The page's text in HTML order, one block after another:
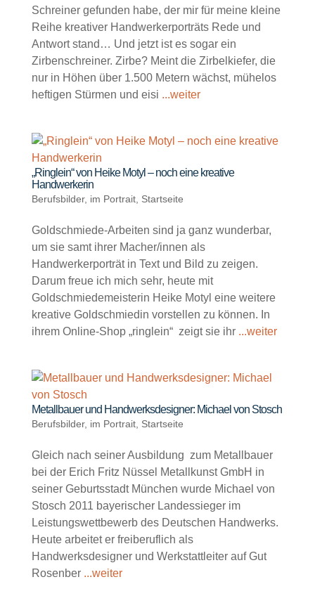
Schreiner gefunden habe, der mir für meine kleine
Reihe kreativer Handwerkerporträts Rede und
Antwort stand… Und jetzt ist es sogar ein
Zirbenschreiner. Zirbe? Meint die Zirbelkiefer, die
nur in Höhen über 1.500 Metern wächst, mühelos
heftigen Stürmen und eisi ...weiter
„Ringlein“ von Heike Motyl – noch eine kreative
Handwerkerin
Berufsbilder, im Portrait, Startseite
Goldschmiede-Arbeiten sind ja ganz wunderbar,
um sie samt ihrer Macher/innen als
Handwerkerporträt in Text und Bild zu zeigen.
Darum freue ich mich sehr, heute mit
Goldschmiedemeisterin Heike Motyl eine weitere
kreative Goldschmiedin vorstellen zu können. In
ihrem Online-Shop „ringlein“ zeigt sie ihr ...weiter
Metallbauer und Handwerksdesigner: Michael von Stosch
Berufsbilder, im Portrait, Startseite
Gleich nach seiner Ausbildung zum Metallbauer
bei der Erich Fritz Nüssel Metallkunst GmbH in
seiner Geburtsstadt München wurde Michael von
Stosch 2011 bayerischer Landessieger im
Leistungswettbewerb des Deutschen Handwerks.
Heute arbeitet er freiberuflich als
Handwerksdesigner und Werkstattleiter auf Gut
Rosenber ...weiter